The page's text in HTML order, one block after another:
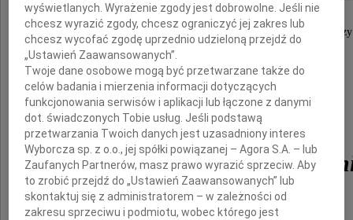
W dniu 6 kwietnia 2010 roku zmarła nagle,
Wanda Porazińska-
malarka, absolwentka ASP w Krakowie,
wyświetlanych. Wyrażenie zgody jest dobrowolne. Jeśli nie
chcesz wyrazić zgody, chcesz ograniczyć jej zakres lub
chcesz wycofać zgodę uprzednio udzieloną przejdź do
„Ustawień Zaawansowanych”.
Twoje dane osobowe mogą być przetwarzane także do
celów badania i mierzenia informacji dotyczących
funkcjonowania serwisów i aplikacji lub łączone z danymi
dot. świadczonych Tobie usług. Jeśli podstawą
przetwarzania Twoich danych jest uzasadniony interes
Wyborcza sp. z o.o., jej spółki powiązanej – Agora S.A. – lub
Zaufanych Partnerów, masz prawo wyrazić sprzeciw. Aby
to zrobić przejdź do „Ustawień Zaawansowanych” lub
skontaktuj się z administratorem – w zależności od
zakresu sprzeciwu i podmiotu, wobec którego jest